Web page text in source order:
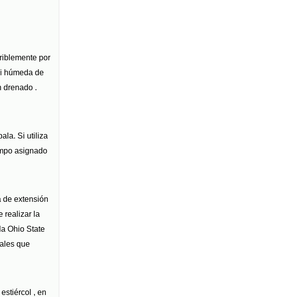
por
húmeda de
drenado .
Si utiliza
asignado
de extensión
realizar la
Ohio State
que
, en